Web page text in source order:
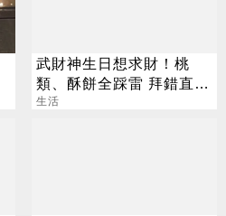
武財神生日想求財！桃
類、酥餅全踩雷 拜錯直接
「輸」掉
生活